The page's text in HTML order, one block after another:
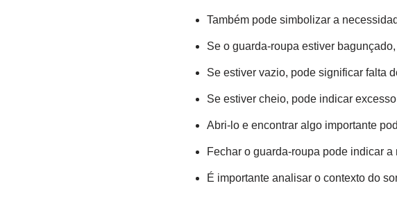
Também pode simbolizar a
Se o guarda-roupa estiver
Se estiver vazio, pode significar falta
Se estiver cheio, pode indicar
Abri-lo e encontrar algo importante
Fechar o guarda-roupa pode indicar
É importante analisar o contexto do